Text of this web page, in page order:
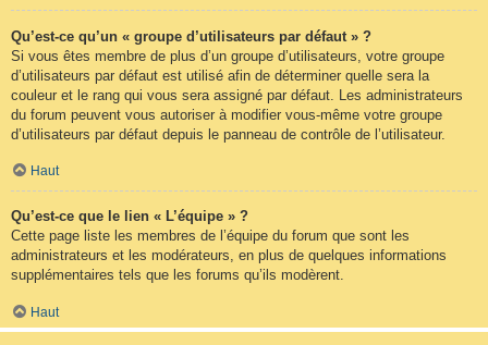
Qu’est-ce qu’un « groupe d’utilisateurs par défaut » ?
Si vous êtes membre de plus d’un groupe d’utilisateurs, votre groupe
d’utilisateurs par défaut est utilisé afin de déterminer quelle sera la
couleur et le rang qui vous sera assigné par défaut. Les administrateurs
du forum peuvent vous autoriser à modifier vous-même votre groupe
d’utilisateurs par défaut depuis le panneau de contrôle de l’utilisateur.
Haut
Qu’est-ce que le lien « L’équipe » ?
Cette page liste les membres de l’équipe du forum que sont les
administrateurs et les modérateurs, en plus de quelques informations
supplémentaires tels que les forums qu’ils modèrent.
Haut